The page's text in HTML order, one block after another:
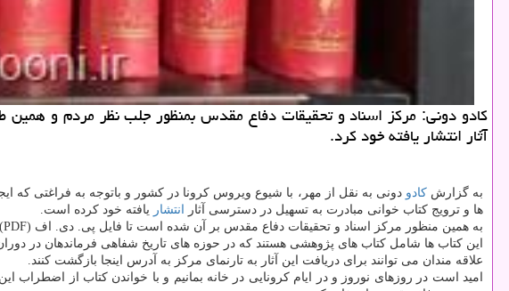
كادو دونی: مركز اسناد و تحقیقات دفاع مقدس بمنظور جلب نظر مردم و
آثار انتشار یافته خود كرد.
به گزارشكادو دونی به نقل از مهر، با شیوع ویروس كرونا در كشور و باتوجه به فراغتی
ها و ترویج كتاب خوانی مبادرت به تسهیل در دسترسی آثار
انتشار یافته خود كرده است.
به همین منظور مركز اسناد و تحقیقات دفاع مقدس بر آن شده است تا فایل پی. دی. اف (PDF) ۱۳۰ عنوان از كتاب های خودرا به صورت رایگان در اختیار مردم بزرگوار كشور قرار دهد.
این كتاب ها شامل كتاب های پژوهشی هستند كه در حوزه های تاریخ شفاهی فرماندهان در
علاقه مندان می توانند برای دریافت این آثار به تارنمای مركز به آدرس اینجا بازگشت كنند.
امید است در روزهای نوروز و در ایام كرونایی در خانه بمانیم و با خواندن كتاب از